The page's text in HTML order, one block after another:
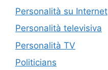
Personalità su Internet
Personalità televisiva
Personalità TV
Politicians